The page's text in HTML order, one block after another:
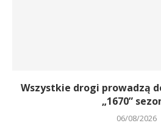
Wszystkie drogi prowadzą
„1670”
06/08/2026